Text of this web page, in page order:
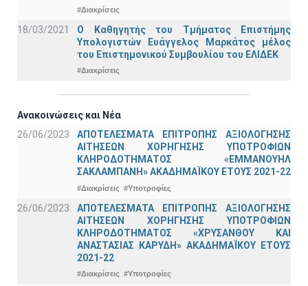
#Διακρίσεις
18/03/2021
Ο Καθηγητής του Τμήματος Επιστήμης
Υπολογιστών Ευάγγελος Μαρκάτος μέλος
του Επιστημονικού Συμβουλίου του ΕΛΙΔΕΚ
#Διακρίσεις
Ανακοινώσεις και Νέα
26/06/2023
ΑΠΟΤΕΛΕΣΜΑΤΑ ΕΠΙΤΡΟΠΗΣ ΑΞΙΟΛΟΓΗΣΗΣ
ΑΙΤΗΣΕΩΝ ΧΟΡΗΓΗΣΗΣ ΥΠΟΤΡΟΦΙΩΝ
ΚΛΗΡΟΔΟΤΗΜΑΤΟΣ «ΕΜΜΑΝΟΥΗΛ
ΣΑΚΛΑΜΠΑΝΗ» ΑΚΑΔΗΜΑΪΚΟΥ ΕΤΟΥΣ 2021-22
#Διακρίσεις #Υποτροφίες
26/06/2023
ΑΠΟΤΕΛΕΣΜΑΤΑ ΕΠΙΤΡΟΠΗΣ ΑΞΙΟΛΟΓΗΣΗΣ
ΑΙΤΗΣΕΩΝ ΧΟΡΗΓΗΣΗΣ ΥΠΟΤΡΟΦΙΩΝ
ΚΛΗΡΟΔΟΤΗΜΑΤΟΣ «ΧΡΥΣΑΝΘΟΥ ΚΑΙ
ΑΝΑΣΤΑΣΙΑΣ ΚΑΡΥΔΗ» ΑΚΑΔΗΜΑΪΚΟΥ ΕΤΟΥΣ
2021-22
#Διακρίσεις #Υποτροφίες